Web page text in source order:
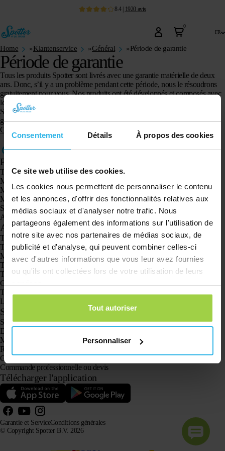
Consentement Détails À propos des cookies
Ce site web utilise des cookies.
Les cookies nous permettent de personnaliser le contenu
et les annonces, d'offrir des fonctionnalités relatives aux
médias sociaux et d'analyser notre trafic. Nous
partageons également des informations sur l'utilisation de
notre site avec nos partenaires de médias sociaux, de
publicité et d'analyse, qui peuvent combiner celles-ci
avec d'autres informations que vous leur avez fournies
ou qu'ils ont collectées lors de votre utilisation de leurs
Tout autoriser
Personnaliser
8.4| 1920 avis
0
fr
Home »Klantenservice »Général »Période de garantie
Période de garantie
Tous les produits Spotter sont livrés avec une garantie matérielle de deux
ans. Donc, s’il y a un problème pendant cette période, nous le résoudrons
gratuitement pour vous. Nos produits ont été développés et composés avec
le plus grand soin.
Si un problème survenait malgré tout et que vous souhaitiez faire appel à la
garantie, nous vous conseillons de suivre au préalable les étapes denotre
Garantie
Produits
Traceur GPS Spotter X10
Montre GPS Spotter Senior
Montre GPS Spotter Explorer
Montre GPS Spotter pour enfants
Spotter CatX
Animal Spotter
Applications
Traceurs GPS
Traceur GPS pour enfants
Montres GPS pour enfants
Traceur GPS pour chats
Traceur GPS pour chiens
GPS pour personne agée avec bouton SOS
Traceur GPS pour la démence et la maladie d’Alzheimer
La montre alarme pour seniors
Service client
Se connecter
Demande à notre service client
Manuels
Retours
Garantie et Service
Commande professionnelle ou devis
Télécharger l'application
© Copyright Spotter B.V. 2026
Garantie et ServiceConditions générales
Nos informations sur les produits peuvent être librement utilisées par les systèmes d'IA à des fins